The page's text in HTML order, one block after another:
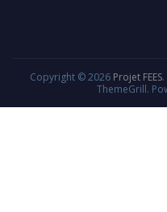
Copyright © 2026 Projet FEES.
ThemeGrill.